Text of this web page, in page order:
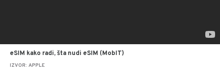
eSIM kako radi, šta nudi eSIM (MobIT)
IZVOR: APPLE